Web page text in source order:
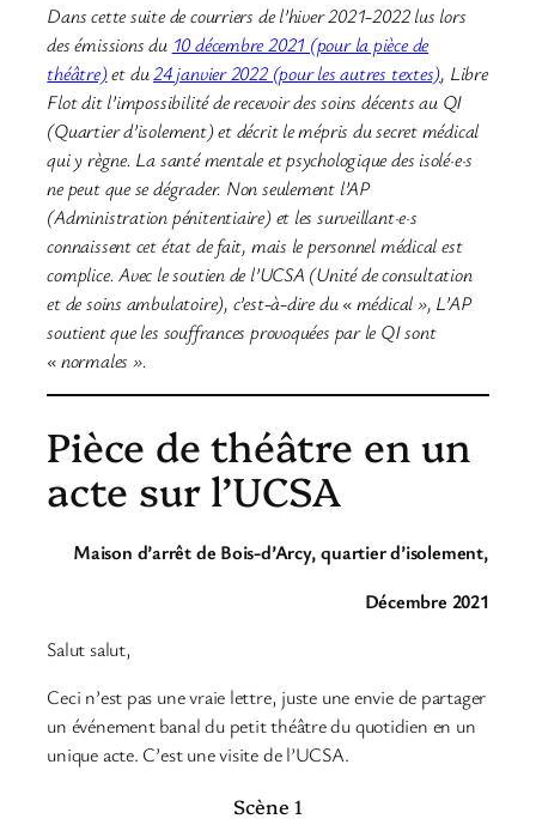
Dans cette suite de courriers de l’hiver 2021-2022 lus lors
des émissions du 10 décembre 2021 (pour la pièce de
théâtre)et du24 janvier 2022 (pour les autres textes), Libre
Flot dit l’impossibilité de recevoir des soins décents au QI
(Quartier d’isolement) et décrit le mépris du secret médical
qui y règne. La santé mentale et psychologique des isolé·e·s
ne peut que se dégrader. Non seulement l’AP
(Administration pénitentiaire) et les surveillant·e·s
connaissent cet état de fait, mais le personnel médical est
complice. Avec le soutien de l’UCSA (Unité de consultation
et de soins ambulatoire), c’est-à-dire du « médical », L’AP
soutient que les souffrances provoquées par le QI sont
« normales ».
Pièce de théâtre en un
acte sur l’UCSA
Maison d’arrêt de Bois-d’Arcy, quartier d’isolement,
Décembre 2021
Salut salut,
Ceci n’est pas une vraie lettre, juste une envie de partager
un événement banal du petit théâtre du quotidien en un
unique acte. C’est une visite de l’UCSA.
Scène 1